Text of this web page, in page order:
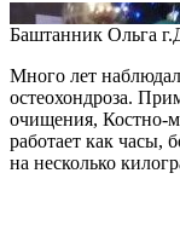
Баштанник Ольга
Много лет
остеохондроза.
очищения, Костно-
работает как часы,
на несколько